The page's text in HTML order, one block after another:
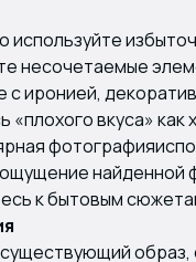
используйте
несочетаемые
с иронией,
«плохого вкуса»
найденной
к бытовым
образ,